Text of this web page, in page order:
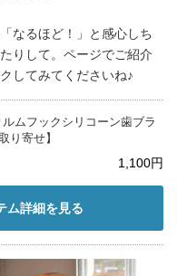
なるほど！」と感心しち
りして。ページでご紹介
してみてくださいね♪
ムフックシリコーン歯ブラ
り寄せ】
1,100円
ム詳細を見る